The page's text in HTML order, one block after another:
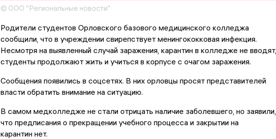
© ООО "Региональные новости"
Родители студентов Орловского базового медицинского колледжа
сообщили, что в учреждении свирепствует менингококковая инфекция.
Несмотря на выявленный случай заражения, карантин в колледже не вводят,
студенты продолжают жить и учиться в корпусе с очагом заражения.
Сообщения появились в соцсетях. В них орловцы просят представителей
власти обратить внимание на ситуацию.
В самом медколледже не стали отрицать наличие заболевшего, но заявили,
что предписания о прекращении учебного процесса и закрытии на
карантин нет.